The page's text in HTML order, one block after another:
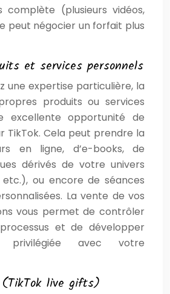
complète (plusieurs vidéos,
peut négocier un forfait plus
et services personnels
une expertise particulière, la
produits ou services
excellente opportunité de
TikTok. Cela peut prendre la
en ligne, d’e-books, de
dérivés de votre univers
ou encore de séances
La vente de vos
vous permet de contrôler
et de développer
privilégiée avec votre
live gifts)